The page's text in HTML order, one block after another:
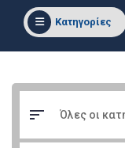
Κατηγορίες